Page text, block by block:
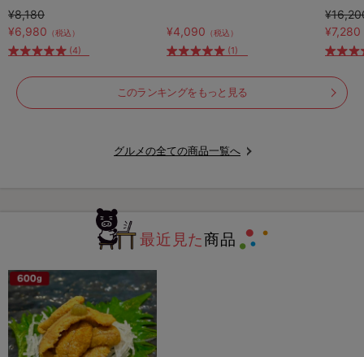
¥8,180
¥6,980 （税込）
(4)
¥4,090 （税込）
(1)
シア蜂
ト付き
¥7,280
このランキングをもっと見る
グルメの全ての商品一覧へ
最近見た商品